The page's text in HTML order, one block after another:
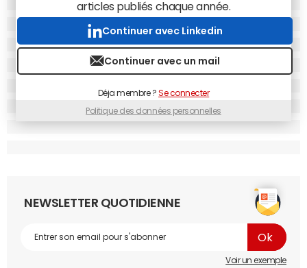
Evolution des recherches selon Google Insights
Toutefois, le nombre de requêtes dans Google ne semble
pas faire l'élection à chaque coup. Car en 2007, selon
la campagne. Elle n'a été dépassée par Nicolas Sarkozy
Google semble refléter celui que lui prévoient les
sondages. Des éléments qu'il faudra vérifier avec les
résultats de la présidentielle 2012
articles publiés chaque année.
Continuer avec Linkedin
Continuer avec un mail
Déja membre ?Se connecter
Politique des données personnelles
NEWSLETTER QUOTIDIENNE
Voir un exemple